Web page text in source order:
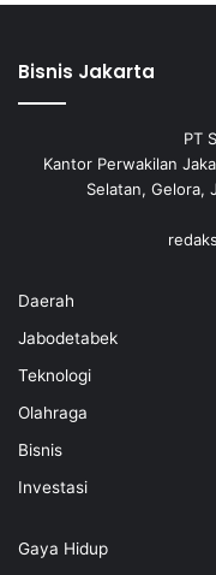
Bisnis Jakarta
PT
Kantor Perwakilan
Selatan, Gelora,
Daerah
Jabodetabek
Teknologi
Olahraga
Bisnis
Investasi
Gaya Hidup